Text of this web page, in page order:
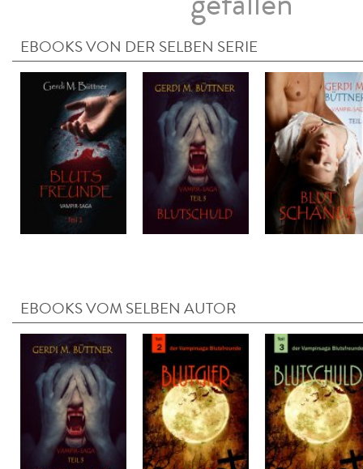
EBOOKS VON DER SELBEN SERIE
EBOOKS VOM SELBEN AUTOR